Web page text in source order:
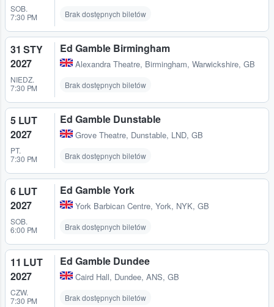
SOB.
7:30 PM
Brak dostępnych biletów
31 STY
2027
NIEDZ.
7:30 PM
Ed Gamble Birmingham
Alexandra Theatre, Birmingham, Warwickshire, GB
Brak dostępnych biletów
5 LUT
2027
PT.
7:30 PM
Ed Gamble Dunstable
Grove Theatre, Dunstable, LND, GB
Brak dostępnych biletów
6 LUT
2027
SOB.
6:00 PM
Ed Gamble York
York Barbican Centre, York, NYK, GB
Brak dostępnych biletów
11 LUT
2027
CZW.
7:30 PM
Ed Gamble Dundee
Caird Hall, Dundee, ANS, GB
Brak dostępnych biletów